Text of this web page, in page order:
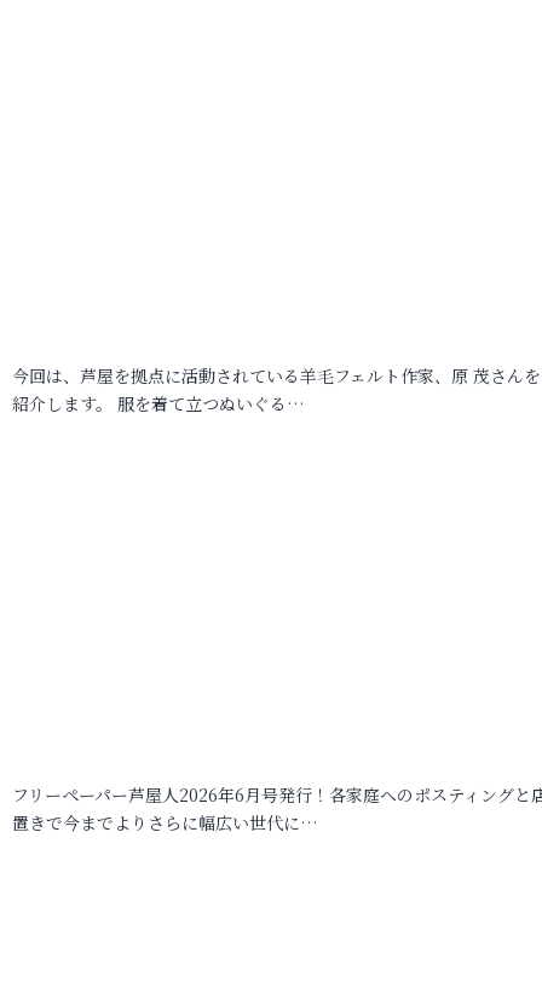
今回は、芦屋を拠点に活動されている羊毛フェルト作家、原 茂さん
紹介します。 服を着て立つぬいぐる…
フリーペーパー芦屋人2026年6月号発行！各家庭へのポスティングと
置きで今までよりさらに幅広い世代に…